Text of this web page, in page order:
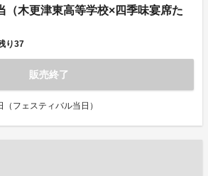
（木更津東高等学校×四季味宴席た
り37
販売終了
フェスティバル当日）